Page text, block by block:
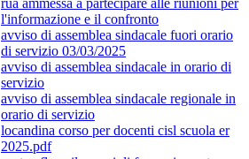
rua ammessa a partecipare alle riunioni per
l'informazione e il confronto
avviso di assemblea sindacale fuori orario
di servizio 03/03/2025
avviso di assemblea sindacale in orario di
servizio
avviso di assemblea sindacale regionale in
orario di servizio
locandina corso per docenti cisl scuola er
2025.pdf